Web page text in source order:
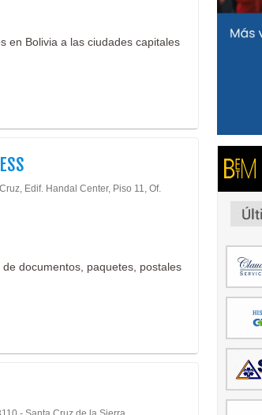
en Bolivia a las ciudades capitales
Edif. Handal Center, Piso 11, Of.
documentos, paquetes, postales